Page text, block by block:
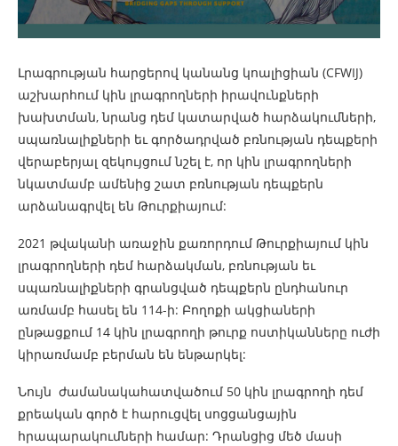
Լրագրության հարցերով կանանց կոալիցիան (CFWIJ)
աշխարհում կին լրագրողների իրավունքների
խախտման, նրանց դեմ կատարված հարձակումների,
սպառնալիքների եւ գործադրված բռնության դեպքերի
վերաբերյալ զեկույցում նշել է, որ կին լրագրողների
նկատմամբ ամենից շատ բռնության դեպքերն
արձանագրվել են Թուրքիայում:
2021 թվականի առաջին քառորդում Թուրքիայում կին
լրագրողների դեմ հարձակման, բռնության եւ
սպառնալիքների գրանցված դեպքերն ընդհանուր
առմամբ հասել են 114-ի: Բողոքի ակցիաների
ընթացքում 14 կին լրագրողի թուրք ոստիկանները ուժի
կիրառմամբ բերման են ենթարկել:
Նույն ժամանակահատվածում 50 կին լրագրողի դեմ
քրեական գործ է հարուցվել սոցցանցային
հրապարակումների համար: Դրանցից մեծ մասի